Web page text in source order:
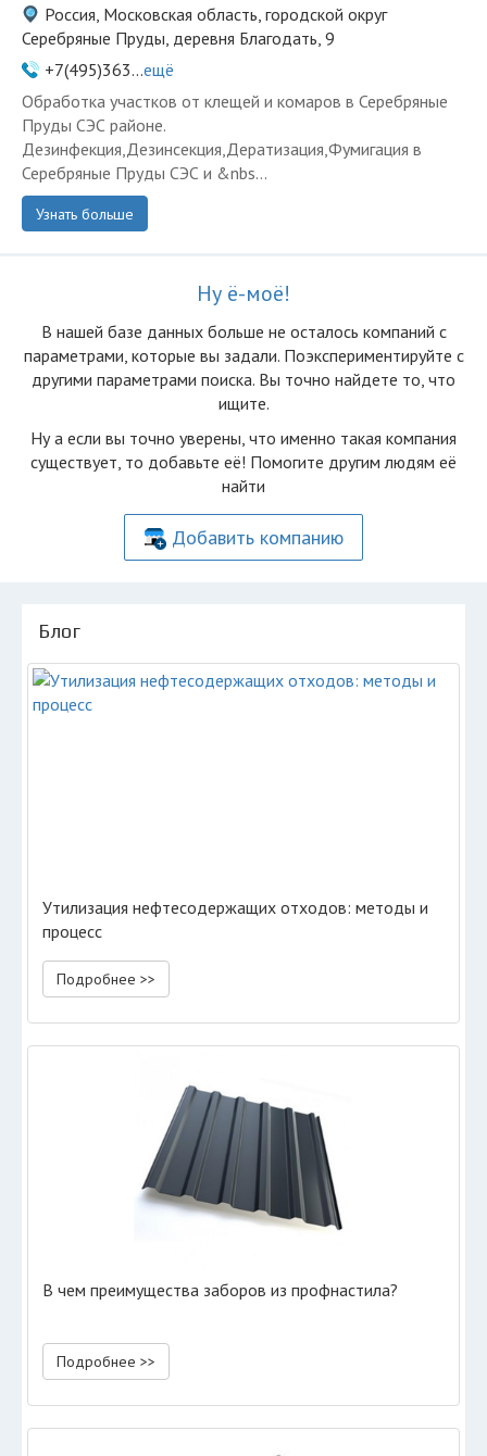
Россия, Московская область, городской округ
Серебряные Пруды, деревня Благодать, 9
+7(495)363...ещё
Обработка участков от клещей и комаров в Серебряные
Пруды СЭС районе.
Дезинфекция,Дезинсекция,Дератизация,Фумигация в
Серебряные Пруды СЭС и &nbs...
Узнать больше
Ну ё-моё!
В нашей базе данных больше не осталоcь компаний с
параметрами, которые вы задали. Поэкспериментируйте с
другими параметрами поиска. Вы точно найдете то, что
ищите.
Ну а если вы точно уверены, что именно такая компания
существует, то добавьте её! Помогите другим людям её
найти
Добавить компанию
Блог
Утилизация нефтесодержащих отходов: методы и
процесс
Подробнее >>
В чем преимущества заборов из профнастила?
Подробнее >>